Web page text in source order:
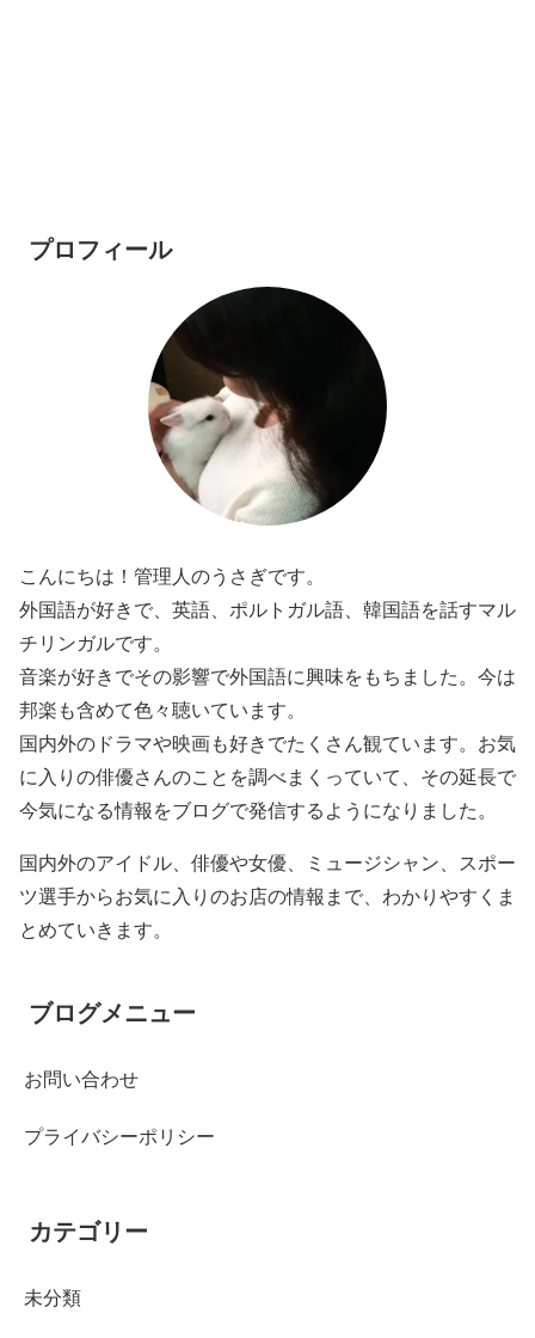
プロフィール
こんにちは！管理人のうさぎです。
外国語が好きで、英語、ポルトガル語、韓国語を話すマル
チリンガルです。
音楽が好きでその影響で外国語に興味をもちました。今は
邦楽も含めて色々聴いています。
国内外のドラマや映画も好きでたくさん観ています。お気
に入りの俳優さんのことを調べまくっていて、その延長で
今気になる情報をブログで発信するようになりました。
国内外のアイドル、俳優や女優、ミュージシャン、スポー
ツ選手からお気に入りのお店の情報まで、わかりやすくま
とめていきます。
ブログメニュー
お問い合わせ
プライバシーポリシー
カテゴリー
未分類